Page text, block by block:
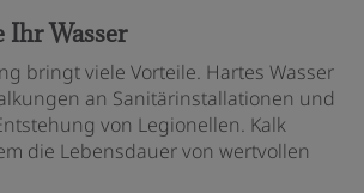
Ihr Wasser
bringt viele Vorteile. Hartes Wasser
an Sanitärinstallationen und
von Legionellen. Kalk
die Lebensdauer von wertvollen